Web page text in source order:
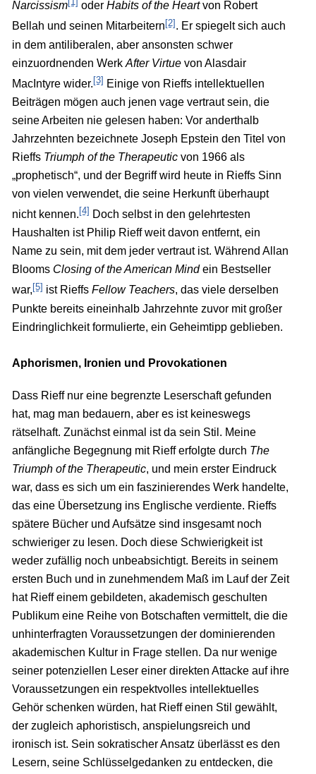
Narcissism
oder Habits of the Heartvon Robert
Bellah und seinen Mitarbeitern[2]. Er spiegelt sich auch
in dem antiliberalen, aber ansonsten schwer
einzuordnenden Werk After Virtuevon Alasdair
MacIntyre wider. [3] Einige von Rieffs intellektuellen
Beiträgen mögen auch jenen vage vertraut sein, die
seine Arbeiten nie gelesen haben: Vor anderthalb
Jahrzehnten bezeichnete Joseph Epstein den Titel von
Rieffs Triumph of the Therapeuticvon 1966 als
„prophetisch“, und der Begriff wird heute in Rieffs Sinn
von vielen verwendet, die seine Herkunft überhaupt
nicht kennen. [4] Doch selbst in den gelehrtesten
Haushalten ist Philip Rieff weit davon entfernt, ein
Name zu sein, mit dem jeder vertraut ist. Während Allan
Blooms Closing of the American Mindein Bestseller
war,[5] ist Rieffs Fellow Teachers, das viele derselben
Punkte bereits eineinhalb Jahrzehnte zuvor mit großer
Eindringlichkeit formulierte, ein Geheimtipp geblieben.
Aphorismen, Ironien und Provokationen
Dass Rieff nur eine begrenzte Leserschaft gefunden
hat, mag man bedauern, aber es ist keineswegs
rätselhaft. Zunächst einmal ist da sein Stil. Meine
anfängliche Begegnung mit Rieff erfolgte durch The
Triumph of the Therapeutic, und mein erster Eindruck
war, dass es sich um ein faszinierendes Werk handelte,
das eine Übersetzung ins Englische verdiente. Rieffs
spätere Bücher und Aufsätze sind insgesamt noch
schwieriger zu lesen. Doch diese Schwierigkeit ist
weder zufällig noch unbeabsichtigt. Bereits in seinem
ersten Buch und in zunehmendem Maß im Lauf der Zeit
hat Rieff einem gebildeten, akademisch geschulten
Publikum eine Reihe von Botschaften vermittelt, die die
unhinterfragten Voraussetzungen der dominierenden
akademischen Kultur in Frage stellen. Da nur wenige
seiner potenziellen Leser einer direkten Attacke auf ihre
Voraussetzungen ein respektvolles intellektuelles
Gehör schenken würden, hat Rieff einen Stil gewählt,
der zugleich aphoristisch, anspielungsreich und
ironisch ist. Sein sokratischer Ansatz überlässt es den
Lesern, seine Schlüsselgedanken zu entdecken, die